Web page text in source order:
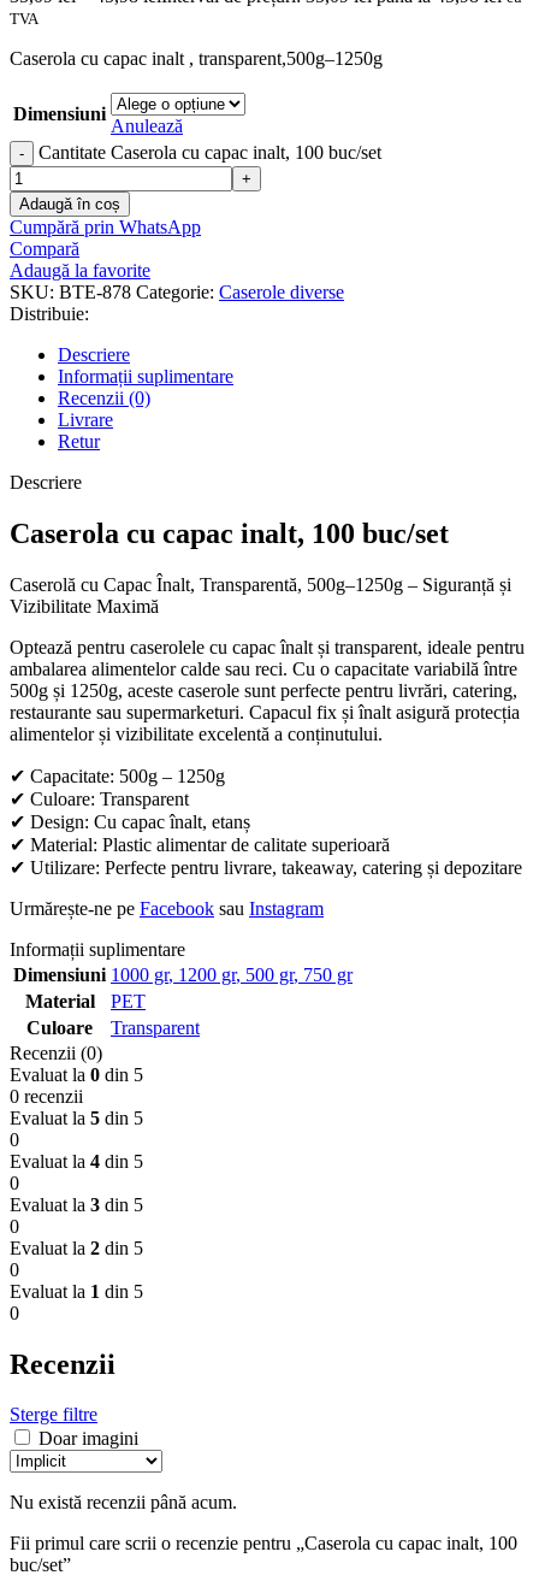
TVA
Caserola cu capac inalt , transparent,500g–1250g
Dimensiuni
Anulează
Cantitate Caserola cu capac inalt, 100 buc/set
Adaugă în coș
Cumpără prin WhatsApp
Compară
Adaugă la favorite
SKU: BTE-878 Categorie: Caserole diverse
Distribuie:
Descriere
Informații suplimentare
Recenzii (0)
Livrare
Retur
Descriere
Caserola cu capac inalt, 100 buc/set
Caserolă cu Capac Înalt, Transparentă, 500g–1250g – Siguranță și
Vizibilitate Maximă
Optează pentru caserolele cu capac înalt și transparent, ideale pentru
ambalarea alimentelor calde sau reci. Cu o capacitate variabilă între
500g și 1250g, aceste caserole sunt perfecte pentru livrări, catering,
restaurante sau supermarketuri. Capacul fix și înalt asigură protecția
alimentelor și vizibilitate excelentă a conținutului.
✔ Capacitate: 500g – 1250g
✔ Culoare: Transparent
✔ Design: Cu capac înalt, etanș
✔ Material: Plastic alimentar de calitate superioară
✔ Utilizare: Perfecte pentru livrare, takeaway, catering și depozitare
Urmărește-ne pe Facebook sau Instagram
Informații suplimentare
Dimensiuni 1000 gr, 1200 gr, 500 gr, 750 gr
Material
PET
Culoare
Transparent
Recenzii (0)
Evaluat la 0 din 5
0 recenzii
Evaluat la 5 din 5
0
Evaluat la 4 din 5
0
Evaluat la 3 din 5
0
Evaluat la 2 din 5
0
Evaluat la 1 din 5
0
Recenzii
Sterge filtre
Doar imagini
Nu există recenzii până acum.
Fii primul care scrii o recenzie pentru „Caserola cu capac inalt, 100
buc/set”